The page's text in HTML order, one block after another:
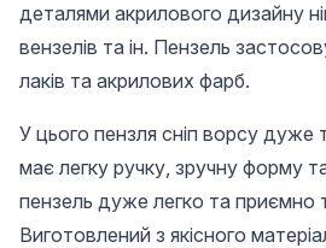
деталями акрилового дизайну
вензелів та ін. Пензель
лаків та акрилових фарб.
У цього пензля сніп ворсу дуже
має легку ручку, зручну форму
пензель дуже легко та приємно
Виготовлений з якісного